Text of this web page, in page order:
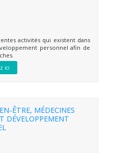
activités qui existent dans
personnel afin de
ici
ÊTRE, MÉDECINES
DÉVELOPPEMENT